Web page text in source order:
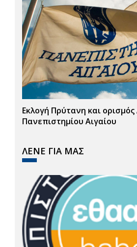
Εκλογή Πρύτανη και
Πανεπιστημίου Αιγαίου
ΛΕΝΕ ΓΙΑ ΜΑΣ